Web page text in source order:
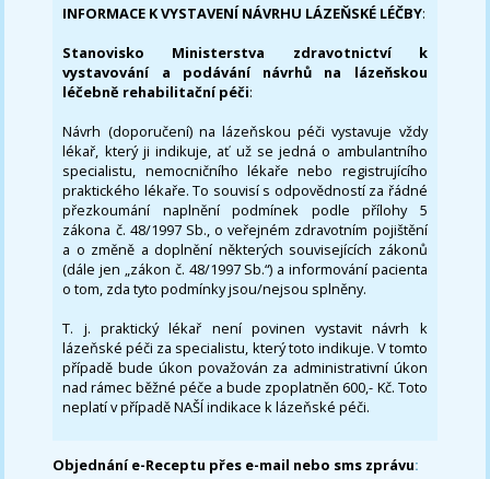
INFORMACE K VYSTAVENÍ NÁVRHU LÁZEŇSKÉ LÉČBY:
Stanovisko Ministerstva zdravotnictví k
vystavování a podávání návrhů na lázeňskou
léčebně rehabilitační péči:
Návrh (doporučení) na lázeňskou péči vystavuje vždy
lékař, který ji indikuje, ať už se jedná o ambulantního
specialistu, nemocničního lékaře nebo registrujícího
praktického lékaře. To souvisí s odpovědností za řádné
přezkoumání naplnění podmínek podle přílohy 5
zákona č. 48/1997 Sb., o veřejném zdravotním pojištění
a o změně a doplnění některých souvisejících zákonů
(dále jen „zákon č. 48/1997 Sb.“) a informování pacienta
o tom, zda tyto podmínky jsou/nejsou splněny.
T. j. praktický lékař není povinen vystavit návrh k
lázeňské péči za specialistu, který toto indikuje. V tomto
případě bude úkon považován za administrativní úkon
nad rámec běžné péče a bude zpoplatněn 600,- Kč. Toto
neplatí v případě NAŠÍ indikace k lázeňské péči.
Objednání e-Receptu přes e-mail nebo sms zprávu: